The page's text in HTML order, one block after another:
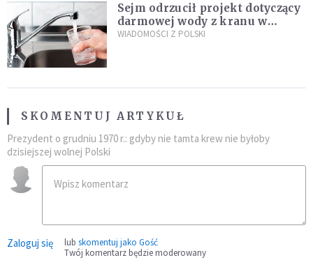
Sejm odrzucił projekt dotyczący
darmowej wody z kranu w
restauracjach
WIADOMOŚCI Z POLSKI
SKOMENTUJ ARTYKUŁ
Prezydent o grudniu 1970 r.: gdyby nie tamta krew nie byłoby
dzisiejszej wolnej Polski
Zaloguj się lub skomentuj jako Gość
Twój komentarz będzie moderowany